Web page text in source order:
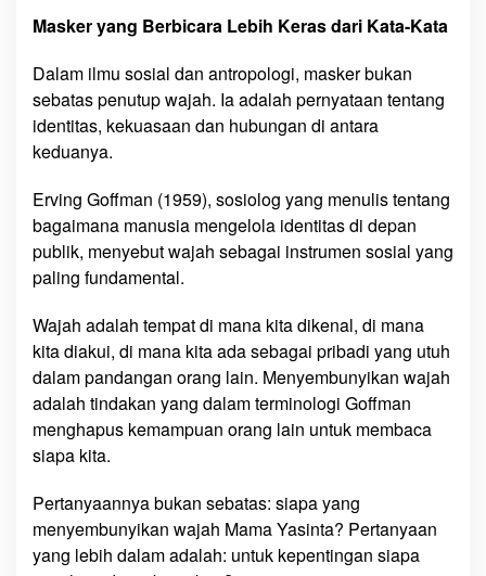
Masker yang Berbicara Lebih Keras dari Kata-Kata
Dalam ilmu sosial dan antropologi, masker bukan
sebatas penutup wajah. Ia adalah pernyataan tentang
identitas, kekuasaan dan hubungan di antara
keduanya.
Erving Goffman (1959), sosiolog yang menulis tentang
bagaimana manusia mengelola identitas di depan
publik, menyebut wajah sebagai instrumen sosial yang
paling fundamental.
Wajah adalah tempat di mana kita dikenal, di mana
kita diakui, di mana kita ada sebagai pribadi yang utuh
dalam pandangan orang lain. Menyembunyikan wajah
adalah tindakan yang dalam terminologi Goffman
menghapus kemampuan orang lain untuk membaca
siapa kita.
Pertanyaannya bukan sebatas: siapa yang
menyembunyikan wajah Mama Yasinta? Pertanyaan
yang lebih dalam adalah: untuk kepentingan siapa